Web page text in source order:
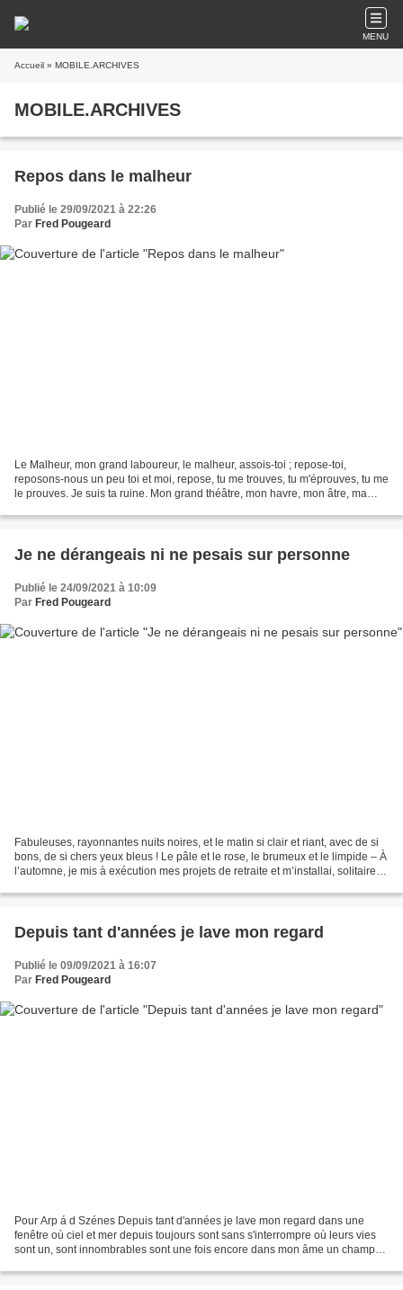
MENU
Accueil » MOBILE.ARCHIVES
MOBILE.ARCHIVES
Repos dans le malheur
Publié le 29/09/2021 à 22:26
Par Fred Pougeard
Le Malheur, mon grand laboureur, le malheur, assois-toi ; repose-toi,
reposons-nous un peu toi et moi, repose, tu me trouves, tu m'éprouves, tu me
le prouves. Je suis ta ruine. Mon grand théâtre, mon havre, mon âtre, ma
Je ne dérangeais ni ne pesais sur personne
Publié le 24/09/2021 à 10:09
Par Fred Pougeard
Fabuleuses, rayonnantes nuits noires, et le matin si clair et riant, avec de si
bons, de si chers yeux bleus ! Le pâle et le rose, le brumeux et le limpide – À
l’automne, je mis à exécution mes projets de retraite et m’installai, solitaire,
Depuis tant d'années je lave mon regard
Publié le 09/09/2021 à 16:07
Par Fred Pougeard
Pour Arp á d Szénes Depuis tant d'années je lave mon regard dans une
fenêtre où ciel et mer depuis toujours sont sans s'interrompre où leurs vies
sont un, sont innombrables sont une fois encore dans mon âme un champ